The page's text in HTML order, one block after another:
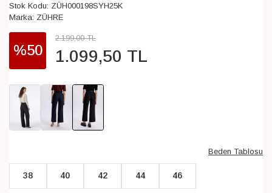
Stok Kodu: ZÜH000198SYH25K
Marka: ZÜHRE
%50
2.199,00 TL
1.099,50 TL
Beden Tablosu
38 40 42 44 46